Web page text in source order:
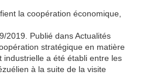
la coopération économique,
2019. Publié dans Actualités
stratégique en matière
a été établi entre les
à la suite de la visite